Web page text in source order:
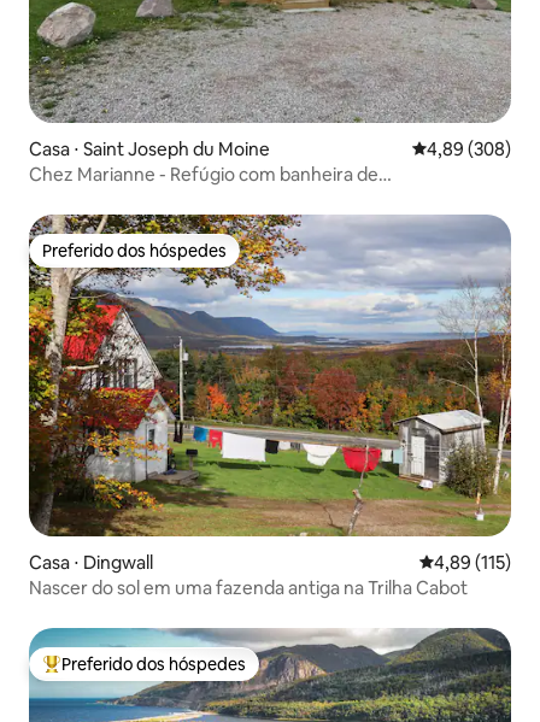
Casa ⋅ Saint Joseph du Moine 4,89 de uma
4,89 (308)
Chez Marianne - Refúgio com banheira de
Preferido dos hóspedes
Preferido dos hóspedes
Casa ⋅ Dingwall 4,89 de uma
4,89 (115)
Nascer do sol em uma fazenda antiga na Trilha Cabot
Entre os melhores preferidos dos hóspedes
Preferido dos hóspedes